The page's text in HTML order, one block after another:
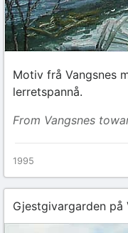
Motiv frå Vangsnes
lerretspannå.
From Vangsnes
1995
Gjestgivargarden på